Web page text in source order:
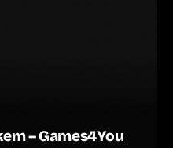
– Games4You